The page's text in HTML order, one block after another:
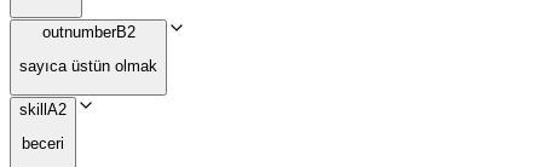
outnumberB2
sayıca üstün olmak
skillA2
beceri